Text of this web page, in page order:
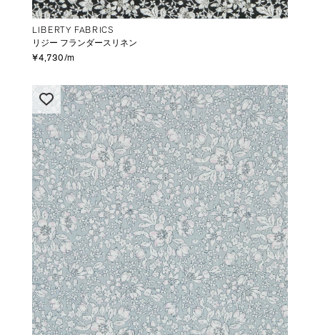
LIBERTY FABRICS
リジー フランダースリネン
¥4,730/m